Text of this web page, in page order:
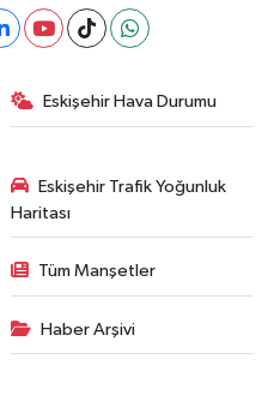
Eskişehir Hava Durumu
Eskişehir Trafik Yoğunluk
Haritası
Tüm Manşetler
Haber Arşivi